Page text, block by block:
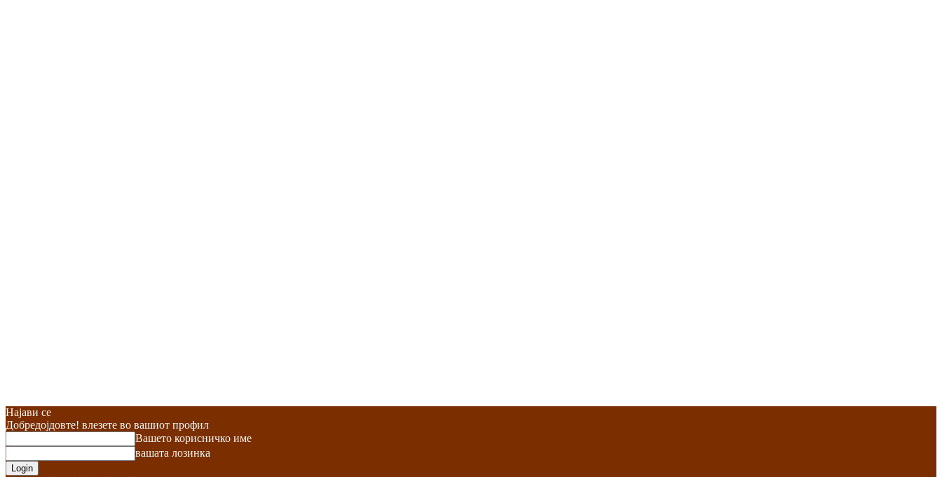
Најави се
Добредојдовте! влезете во вашиот профил
Вашето корисничко име
вашата лозинка